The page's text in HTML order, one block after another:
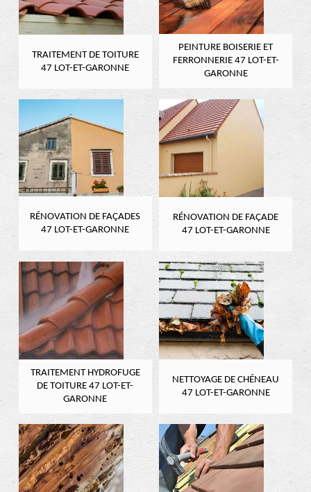
TRAITEMENT DE TOITURE
47 LOT-ET-GARONNE
PEINTURE BOISERIE ET
FERRONNERIE 47 LOT-ET-
GARONNE
RÉNOVATION DE FAÇADES
47 LOT-ET-GARONNE
RÉNOVATION DE FAÇADE
47 LOT-ET-GARONNE
TRAITEMENT HYDROFUGE
DE TOITURE 47 LOT-ET-
GARONNE
NETTOYAGE DE CHÉNEAU
47 LOT-ET-GARONNE